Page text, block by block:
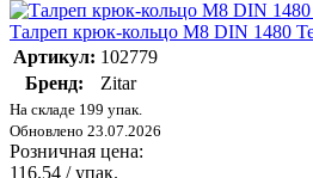
Талреп крюк-кольцо М8 DIN 1480
Артикул: 102779
Бренд:
Zitar
На складе 199 упак.
Обновлено 23.07.2026
Розничная цена:
116.54 / упак.